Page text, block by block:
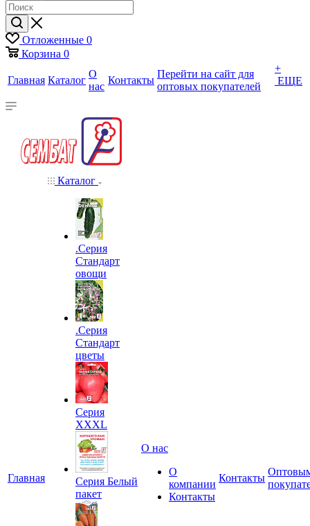
Отложенные 0
Корзина 0
Главная Каталог
О
нас
Контакты
Перейти на сайт для
оптовых покупателей
+
ЕЩЕ
Главная
Каталог
.Серия
Стандарт
овощи
.Серия
Стандарт
цветы
Серия
XXXL
Серия Белый
пакет
О нас
О
компании
Контакты
Контакты